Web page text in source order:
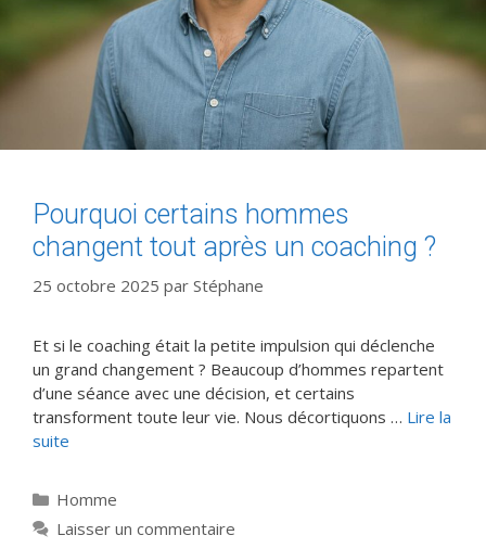
Pourquoi certains hommes
changent tout après un coaching ?
25 octobre 2025 par Stéphane
Et si le coaching était la petite impulsion qui déclenche
un grand changement ? Beaucoup d’hommes repartent
d’une séance avec une décision, et certains
transforment toute leur vie. Nous décortiquons … Lire la
suite
Catégories
Homme
Laisser un commentaire